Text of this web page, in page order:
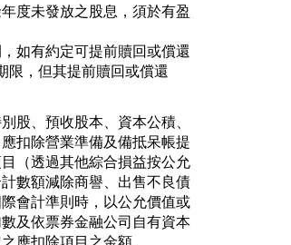
度未發放之股息，須於有盈
如有約定可提前贖回或償還
限，但其提前贖回或償還
股、預收股本、資本公積、
扣除營業準備及備抵呆帳提
（透過其他綜合損益按公允
數額減除商譽、出售不良債
會計準則時，以公允價值或
及依票券金融公司自有資本
應扣除項目之金額。